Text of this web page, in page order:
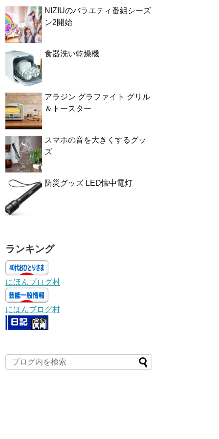
NIZIUのバラエティ番組シーズ
ン2開始
食器洗い乾燥機
アラジン グラファイト グリル
＆トースター
スマホの音を大きくするグッ
ズ
防災グッズ LED懐中電灯
ランキング
にほんブログ村
にほんブログ村